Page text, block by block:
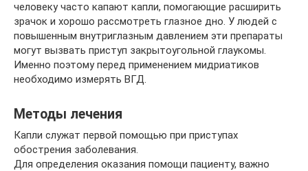
человеку часто капают капли, помогающие расширить
зрачок и хорошо рассмотреть глазное дно. У людей с
повышенным внутриглазным давлением эти препараты
могут вызвать приступ закрытоугольной глаукомы.
Именно поэтому перед применением мидриатиков
необходимо измерять ВГД.
Методы лечения
Капли служат первой помощью при приступах
обострения заболевания.
Для определения оказания помощи пациенту, важно